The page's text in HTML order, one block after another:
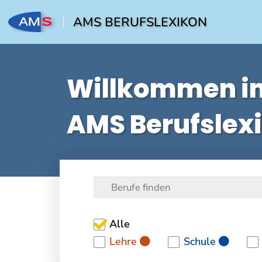
AMS BERUFSLEXIKON
Willkommen
AMS
Alle
Lehre
Schule